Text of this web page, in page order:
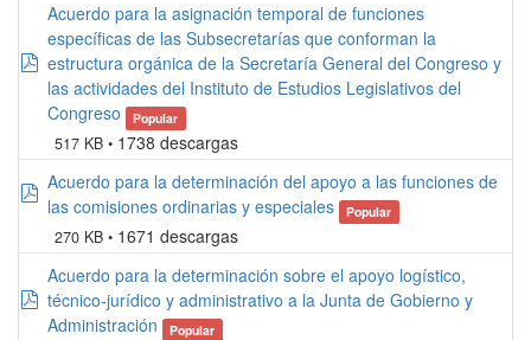
pdf
Acuerdo para la asignación temporal de funciones
específicas de las Subsecretarías que conforman la
estructura orgánica de la Secretaría General del Congreso y
las actividades del Instituto de Estudios Legislativos del
Congreso
Popular
517 KB 1738 descargas
pdf
Acuerdo para la determinación del apoyo a las funciones de
las comisiones ordinarias y especiales
Popular
270 KB 1671 descargas
pdf
Acuerdo para la determinación sobre el apoyo logístico,
técnico-jurídico y administrativo a la Junta de Gobierno y
Administración
Popular